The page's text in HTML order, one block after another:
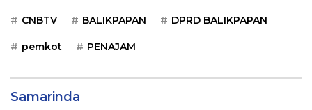
CNBTV BALIKPAPAN DPRD BALIKPAPAN
pemkot PENAJAM
Samarinda